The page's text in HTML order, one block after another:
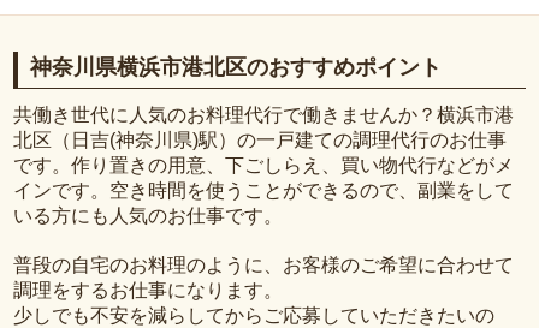
神奈川県横浜市港北区のおすすめポイント
共働き世代に人気のお料理代行で働きませんか？横浜市港
北区（日吉(神奈川県)駅）の一戸建ての調理代行のお仕事
です。作り置きの用意、下ごしらえ、買い物代行などがメ
インです。空き時間を使うことができるので、副業をして
いる方にも人気のお仕事です。
普段の自宅のお料理のように、お客様のご希望に合わせて
調理をするお仕事になります。
少しでも不安を減らしてからご応募していただきたいの